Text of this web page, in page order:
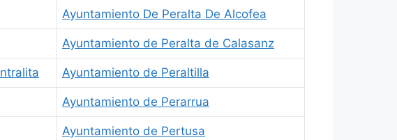
Ayuntamiento De Peralta De Alcofea
Ayuntamiento de Peralta de Calasanz
Ayuntamiento de Peraltilla
Ayuntamiento de Perarrua
Ayuntamiento de Pertusa